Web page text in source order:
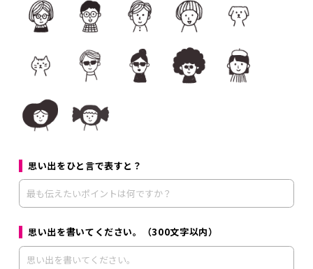
思い出をひと言で表すと？
思い出を書いてください。（300文字以内）